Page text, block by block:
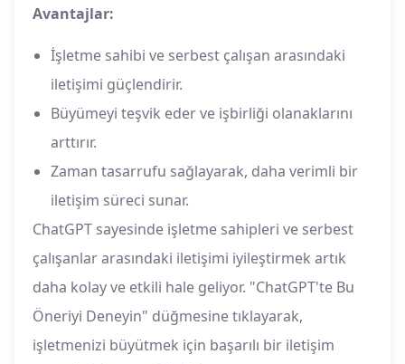
Avantajlar:
İşletme sahibi ve serbest çalışan arasındaki
iletişimi güçlendirir.
Büyümeyi teşvik eder ve işbirliği olanaklarını
arttırır.
Zaman tasarrufu sağlayarak, daha verimli bir
iletişim süreci sunar.
ChatGPT sayesinde işletme sahipleri ve serbest
çalışanlar arasındaki iletişimi iyileştirmek artık
daha kolay ve etkili hale geliyor. "ChatGPT'te Bu
Öneriyi Deneyin" düğmesine tıklayarak,
işletmenizi büyütmek için başarılı bir iletişim